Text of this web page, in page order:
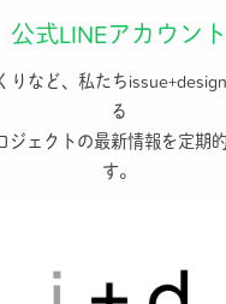
公式LINEアカウント
りなど、私たち
る
ジェクトの最新情報を定期
す。